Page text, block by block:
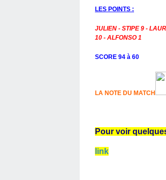
LES POINTS :
JULIEN - STIPE 9 -
10 - ALFONSO 1
SCORE 94 à 60
LA NOTE DU MATCH
Pour voir
link